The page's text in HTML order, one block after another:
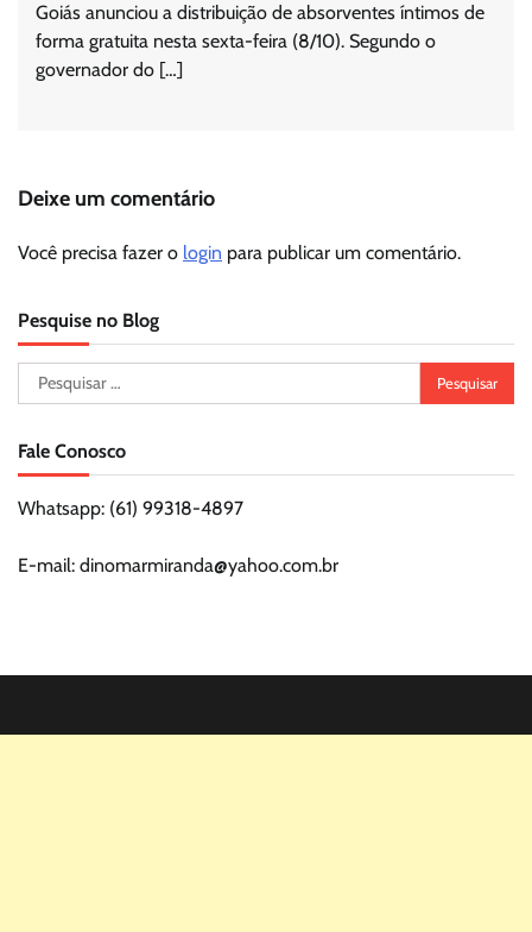
Goiás anunciou a distribuição de absorventes íntimos de
forma gratuita nesta sexta-feira (8/10). Segundo o
governador do […]
Deixe um comentário
Você precisa fazer o login para publicar um comentário.
Pesquise no Blog
Pesquisar
por:
Fale Conosco
Whatsapp: (61) 99318-4897
E-mail: dinomarmiranda@yahoo.com.br